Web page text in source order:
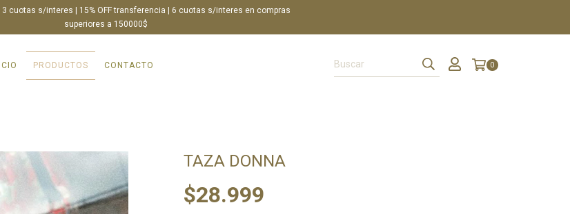
3 cuotas s/interes | 15% OFF transferencia | 6 cuotas s/interes en compras
superiores a 150000$
PRODUCTOS CONTACTO 0
TAZA DONNA
$28.999